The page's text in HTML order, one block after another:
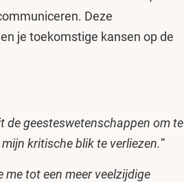
Deze
je toekomstige kansen op de
de geesteswetenschappen om te
kritische blik te verliezen.”
tot een meer veelzijdige